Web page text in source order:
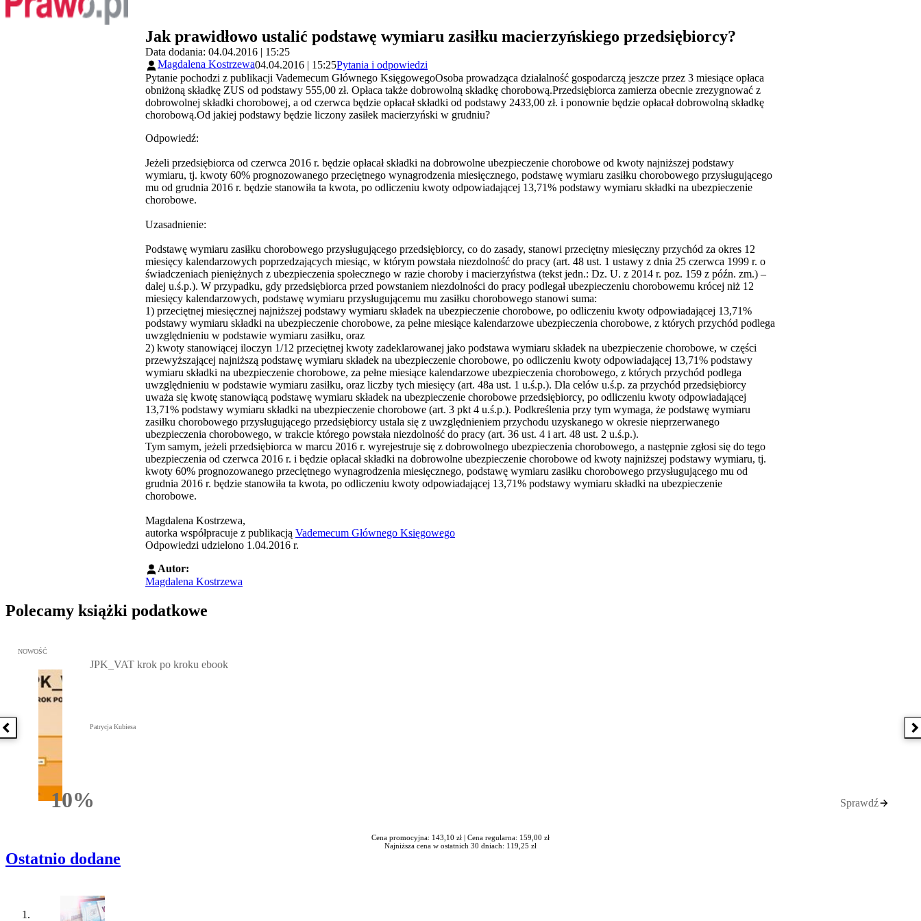
Jak prawidłowo ustalić podstawę wymiaru zasiłku macierzyńskiego przedsiębiorcy?
Data dodania: 04.04.2016 | 15:25
Magdalena Kostrzewa04.04.2016 | 15:25Pytania i odpowiedzi
Pytanie pochodzi z publikacji Vademecum Głównego KsięgowegoOsoba prowadząca działalność gospodarczą jeszcze przez 3 miesiące opłaca
obniżoną składkę ZUS od podstawy 555,00 zł. Opłaca także dobrowolną składkę chorobową.Przedsiębiorca zamierza obecnie zrezygnować z
dobrowolnej składki chorobowej, a od czerwca będzie opłacał składki od podstawy 2433,00 zł. i ponownie będzie opłacał dobrowolną składkę
chorobową.Od jakiej podstawy będzie liczony zasiłek macierzyński w grudniu?
Odpowiedź:
Jeżeli przedsiębiorca od czerwca 2016 r. będzie opłacał składki na dobrowolne ubezpieczenie chorobowe od kwoty najniższej podstawy
wymiaru, tj. kwoty 60% prognozowanego przeciętnego wynagrodzenia miesięcznego, podstawę wymiaru zasiłku chorobowego przysługującego
mu od grudnia 2016 r. będzie stanowiła ta kwota, po odliczeniu kwoty odpowiadającej 13,71% podstawy wymiaru składki na ubezpieczenie
chorobowe.
Uzasadnienie:
Podstawę wymiaru zasiłku chorobowego przysługującego przedsiębiorcy, co do zasady, stanowi przeciętny miesięczny przychód za okres 12
miesięcy kalendarzowych poprzedzających miesiąc, w którym powstała niezdolność do pracy (art. 48 ust. 1 ustawy z dnia 25 czerwca 1999 r. o
świadczeniach pieniężnych z ubezpieczenia społecznego w razie choroby i macierzyństwa (tekst jedn.: Dz. U. z 2014 r. poz. 159 z późn. zm.) –
dalej u.ś.p.). W przypadku, gdy przedsiębiorca przed powstaniem niezdolności do pracy podlegał ubezpieczeniu chorobowemu krócej niż 12
miesięcy kalendarzowych, podstawę wymiaru przysługującemu mu zasiłku chorobowego stanowi suma:
1) przeciętnej miesięcznej najniższej podstawy wymiaru składek na ubezpieczenie chorobowe, po odliczeniu kwoty odpowiadającej 13,71%
podstawy wymiaru składki na ubezpieczenie chorobowe, za pełne miesiące kalendarzowe ubezpieczenia chorobowe, z których przychód podlega
uwzględnieniu w podstawie wymiaru zasiłku, oraz
2) kwoty stanowiącej iloczyn 1/12 przeciętnej kwoty zadeklarowanej jako podstawa wymiaru składek na ubezpieczenie chorobowe, w części
przewyższającej najniższą podstawę wymiaru składek na ubezpieczenie chorobowe, po odliczeniu kwoty odpowiadającej 13,71% podstawy
wymiaru składki na ubezpieczenie chorobowe, za pełne miesiące kalendarzowe ubezpieczenia chorobowego, z których przychód podlega
uwzględnieniu w podstawie wymiaru zasiłku, oraz liczby tych miesięcy (art. 48a ust. 1 u.ś.p.). Dla celów u.ś.p. za przychód przedsiębiorcy
uważa się kwotę stanowiącą podstawę wymiaru składek na ubezpieczenie chorobowe przedsiębiorcy, po odliczeniu kwoty odpowiadającej
13,71% podstawy wymiaru składki na ubezpieczenie chorobowe (art. 3 pkt 4 u.ś.p.). Podkreślenia przy tym wymaga, że podstawę wymiaru
zasiłku chorobowego przysługującego przedsiębiorcy ustala się z uwzględnieniem przychodu uzyskanego w okresie nieprzerwanego
ubezpieczenia chorobowego, w trakcie którego powstała niezdolność do pracy (art. 36 ust. 4 i art. 48 ust. 2 u.ś.p.).
Tym samym, jeżeli przedsiębiorca w marcu 2016 r. wyrejestruje się z dobrowolnego ubezpieczenia chorobowego, a następnie zgłosi się do tego
ubezpieczenia od czerwca 2016 r. i będzie opłacał składki na dobrowolne ubezpieczenie chorobowe od kwoty najniższej podstawy wymiaru, tj.
kwoty 60% prognozowanego przeciętnego wynagrodzenia miesięcznego, podstawę wymiaru zasiłku chorobowego przysługującego mu od
grudnia 2016 r. będzie stanowiła ta kwota, po odliczeniu kwoty odpowiadającej 13,71% podstawy wymiaru składki na ubezpieczenie
chorobowe.
Magdalena Kostrzewa,
autorka współpracuje z publikacją Vademecum Głównego Księgowego
Odpowiedzi udzielono 1.04.2016 r.
Autor:
Magdalena Kostrzewa
Polecamy książki podatkowe
Poprzednia książka
Przejdź do: JPK_VAT krok po kroku ebook, Patrycja Kubiesa - otwiera się w nowym oknie
NOWOŚĆ
10%Rabatu
JPK_VAT krok po kroku ebook
Patrycja Kubiesa
Sprawdź
Cena promocyjna: 143,10 zł | Cena regularna: 159,00 zł
Najniższa cena w ostatnich 30 dniach: 119,25 zł
Ostatnio dodane